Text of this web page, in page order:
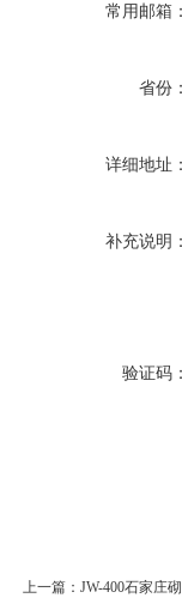
常用邮箱
省份
详细地址
补充说明
验证码
上一篇： JW-400石家庄